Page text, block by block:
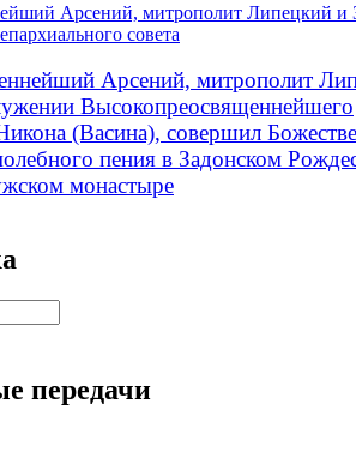
Арсений, митрополит Липецкий и
совета
Арсений, митрополит
Высокопреосвященнейшего
(Васина), совершил
пения в Задонском
монастыре
передачи